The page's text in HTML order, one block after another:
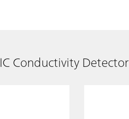
IC Conductivity Detector